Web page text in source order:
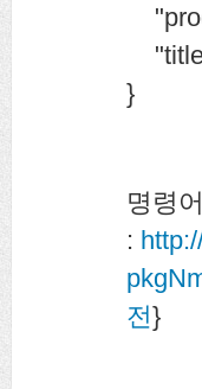
}
명령어
:
전}